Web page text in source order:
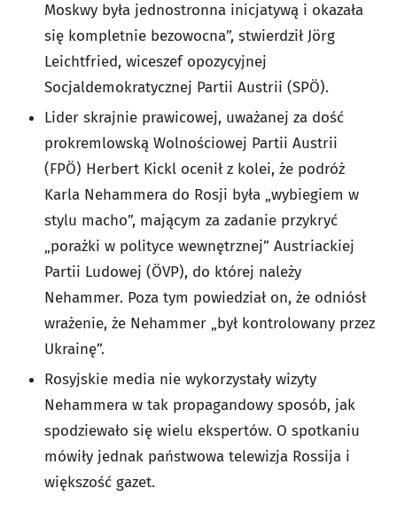
Moskwy była jednostronna inicjatywą i okazała
się kompletnie bezowocna”, stwierdził Jörg
Leichtfried, wiceszef opozycyjnej
Socjaldemokratycznej Partii Austrii (SPÖ).
Lider skrajnie prawicowej, uważanej za dość
prokremlowską Wolnościowej Partii Austrii
(FPÖ) Herbert Kickl ocenił z kolei, że podróż
Karla Nehammera do Rosji była „wybiegiem w
stylu macho”, mającym za zadanie przykryć
„porażki w polityce wewnętrznej” Austriackiej
Partii Ludowej (ÖVP), do której należy
Nehammer. Poza tym powiedział on, że odniósł
wrażenie, że Nehammer „był kontrolowany przez
Ukrainę”.
Rosyjskie media nie wykorzystały wizyty
Nehammera w tak propagandowy sposób, jak
spodziewało się wielu ekspertów. O spotkaniu
mówiły jednak państwowa telewizja Rossija i
większość gazet.